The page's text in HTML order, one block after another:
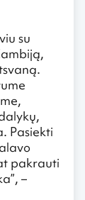
su
Pasiekti
pakrauti
–